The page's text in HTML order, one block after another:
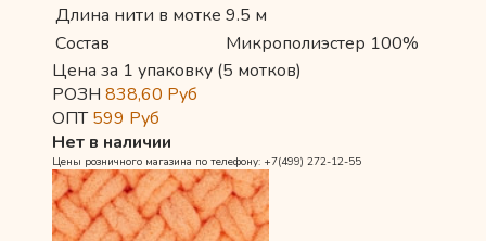
Длина нити в мотке 9.5 м
Состав
Микрополиэстер 100%
Цена за 1 упаковку (5 мотков)
РОЗН 838,60 Руб
ОПТ599 Руб
Нет в наличии
Цены розничного магазина по телефону: +7(499) 272-12-55